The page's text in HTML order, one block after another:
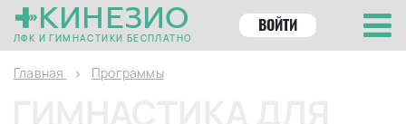
КИНЕЗИО
ЛФК И ГИМНАСТИКИ БЕСПЛАТНО
ВОЙТИ
Главная Программы